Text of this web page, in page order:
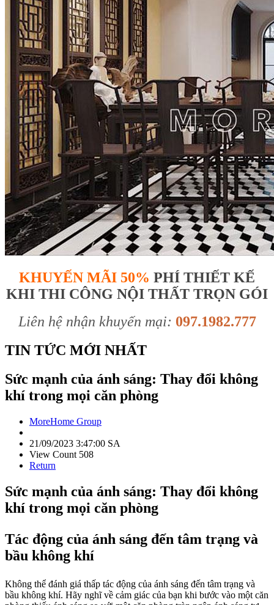
KHUYẾN MÃI 50% PHÍ THIẾT KẾ
KHI THI CÔNG NỘI THẤT TRỌN GÓI
Liên hệ nhận khuyến mại: 097.1982.777
TIN TỨC MỚI NHẤT
Sức mạnh của ánh sáng: Thay đổi không
khí trong mọi căn phòng
MoreHome Group
21/09/2023 3:47:00 SA
View Count 508
Return
Sức mạnh của ánh sáng: Thay đổi không
khí trong mọi căn phòng
Tác động của ánh sáng đến tâm trạng và
bầu không khí
Không thể đánh giá thấp tác động của ánh sáng đến tâm trạng và
bầu không khí. Hãy nghĩ về cảm giác của bạn khi bước vào một căn